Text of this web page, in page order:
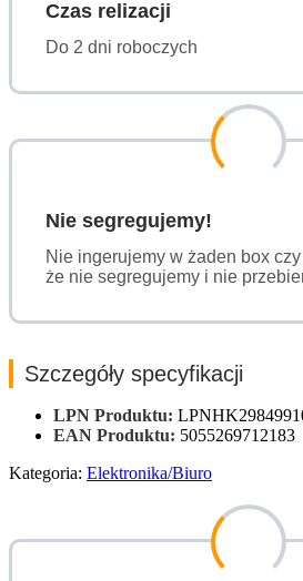
Czas relizacji
Do 2 dni roboczych
Nie segregujemy!
Nie ingerujemy w żaden box
że nie segregujemy i nie
Szczegóły specyfikacji
LPN Produktu:
EAN Produktu: 5055269712183
Kategoria: Elektronika/Biuro